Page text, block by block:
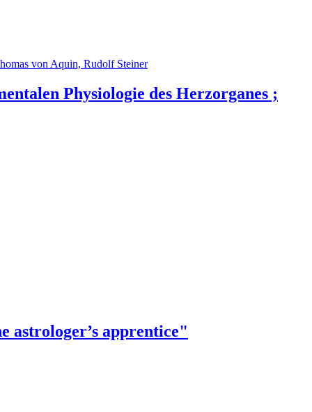
Physiologie des Herzorganes ;
astrologer’s apprentice"